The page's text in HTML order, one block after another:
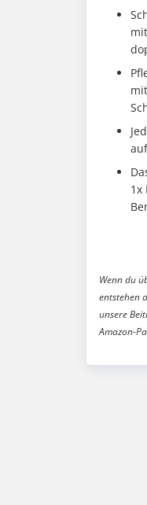
1x
Wenn du
entstehen
unsere
Amazon-